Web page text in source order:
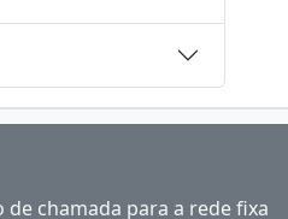
de chamada para a rede fixa